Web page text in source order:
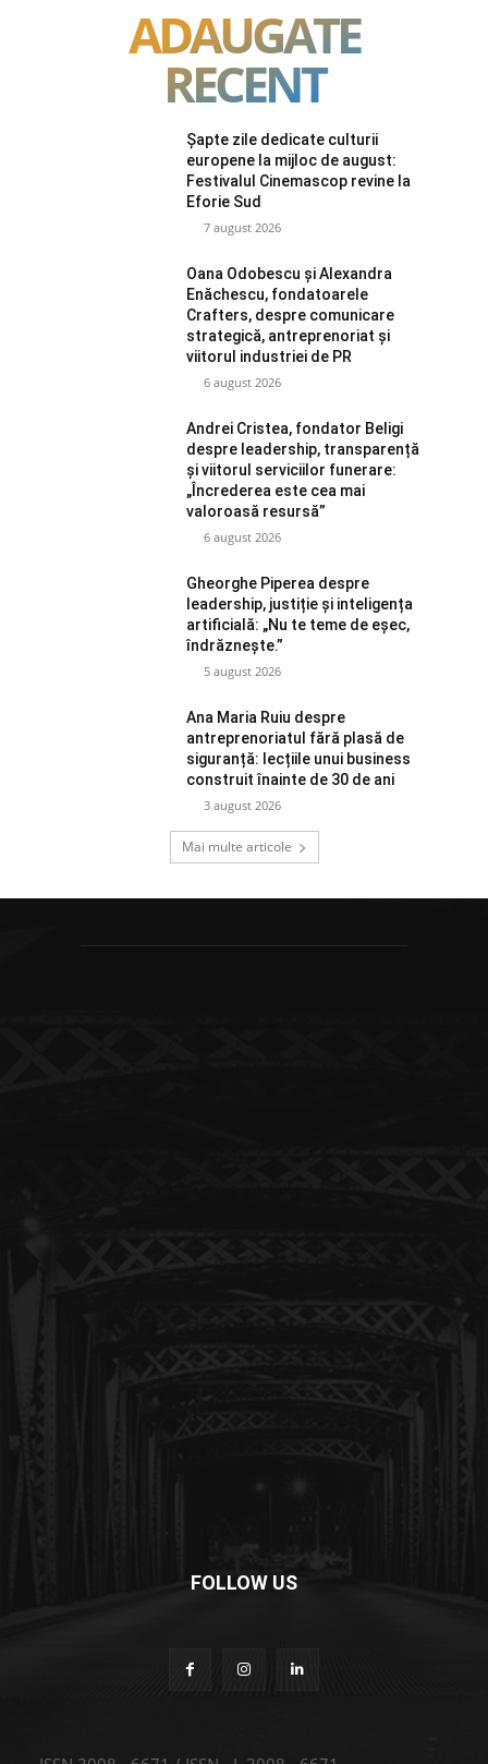
ADAUGATE
RECENT
Șapte zile dedicate culturii
europene la mijloc de august:
Festivalul Cinemascop revine la
Eforie Sud
7 august 2026
Oana Odobescu și Alexandra
Enăchescu, fondatoarele
Crafters, despre comunicare
strategică, antreprenoriat și
viitorul industriei de PR
6 august 2026
Andrei Cristea, fondator Beligi
despre leadership, transparență
și viitorul serviciilor funerare:
„Încrederea este cea mai
valoroasă resursă”
6 august 2026
Gheorghe Piperea despre
leadership, justiție și inteligența
artificială: „Nu te teme de eșec,
îndrăznește.”
5 august 2026
Ana Maria Ruiu despre
antreprenoriatul fără plasă de
siguranță: lecțiile unui business
construit înainte de 30 de ani
3 august 2026
Mai multe articole
FOLLOW US